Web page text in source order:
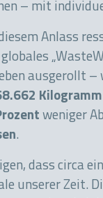
– mit
Anlass
ausgerollt –
weniger
.
dass circa
unserer Zeit.